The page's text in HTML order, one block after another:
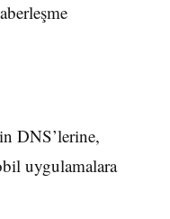
DNS’lerine,
uygulamalara